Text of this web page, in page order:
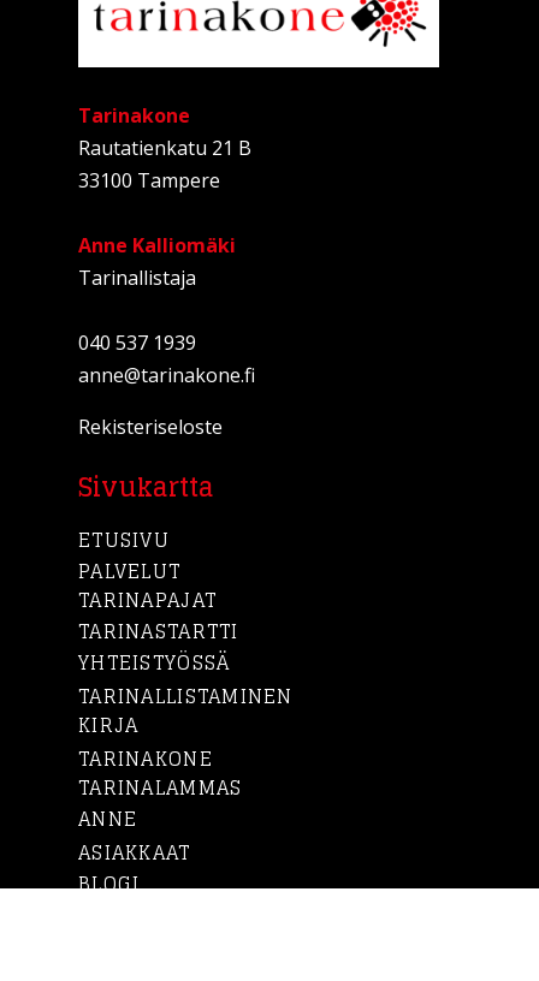
Tarinakone
Rautatienkatu 21 B
33100 Tampere
Anne Kalliomäki
Tarinallistaja
040 537 1939
anne@tarinakone.fi
Rekisteriseloste
Sivukartta
ETUSIVU
PALVELUT
TARINAPAJAT
TARINASTARTTI
YHTEISTYÖSSÄ
TARINALLISTAMINEN
KIRJA
TARINAKONE
TARINALAMMAS
ANNE
ASIAKKAAT
BLOGI